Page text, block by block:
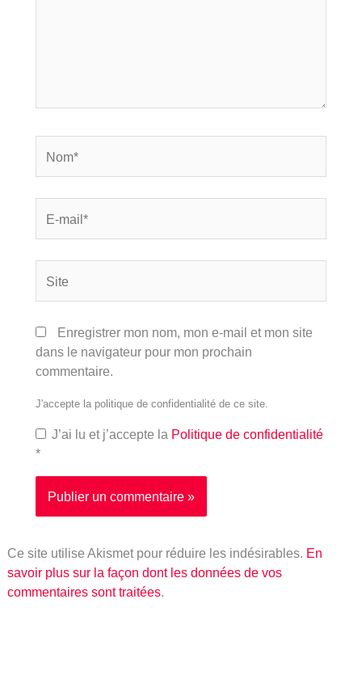
mail*
Enregistrer mon nom, mon e-mail et mon site
dans le navigateur pour mon prochain
commentaire.
J'accepte la politique de confidentialité de ce site.
J’ai lu et j’accepte la Politique de confidentialité
*
Ce site utilise Akismet pour réduire les indésirables. En
savoir plus sur la façon dont les données de vos
commentaires sont traitées.